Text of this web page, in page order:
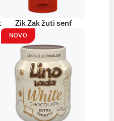
Zik Zak žuti senf
NOVO